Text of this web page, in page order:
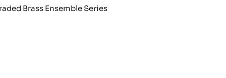
Brass Ensemble Series